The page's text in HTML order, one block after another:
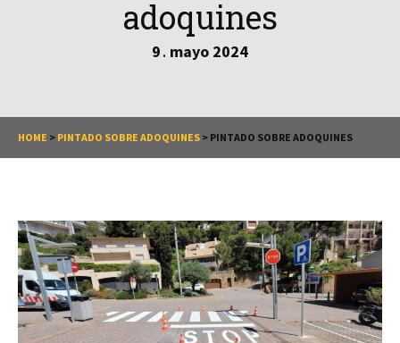
adoquines
9 . mayo 2024
HOME > PINTADO SOBRE ADOQUINES > PINTADO SOBRE ADOQUINES